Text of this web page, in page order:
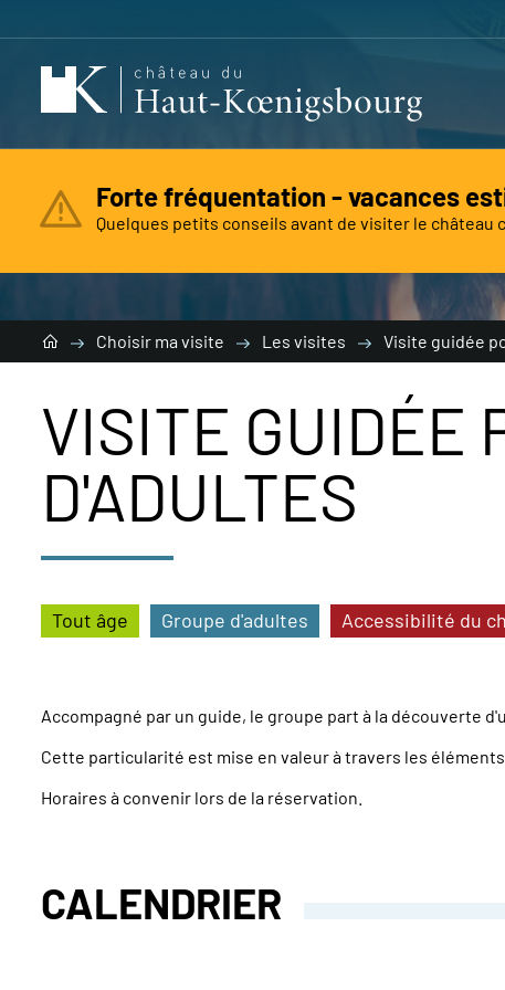
Vous
Forte fréquentation - vacances
Quelques petits conseils avant de visiter le château
Choisir ma visite Les visites Visite guidée
VISITE GUIDÉE
D'ADULTES
Tout âge Groupe d'adultes Accessibilité du
Accompagné par un guide, le groupe part à la découverte
Cette particularité est mise en valeur à travers les
Horaires à convenir lors de la réservation.
CALENDRIER